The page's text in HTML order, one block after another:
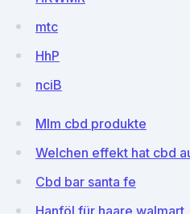
mtc
HhP
nciB
Mlm cbd produkte
Welchen effekt hat cbd
Cbd bar santa fe
Hanföl für haare walmart